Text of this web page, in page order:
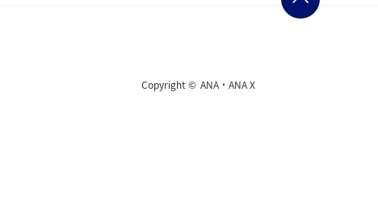
Copyright © ANA・ANA X